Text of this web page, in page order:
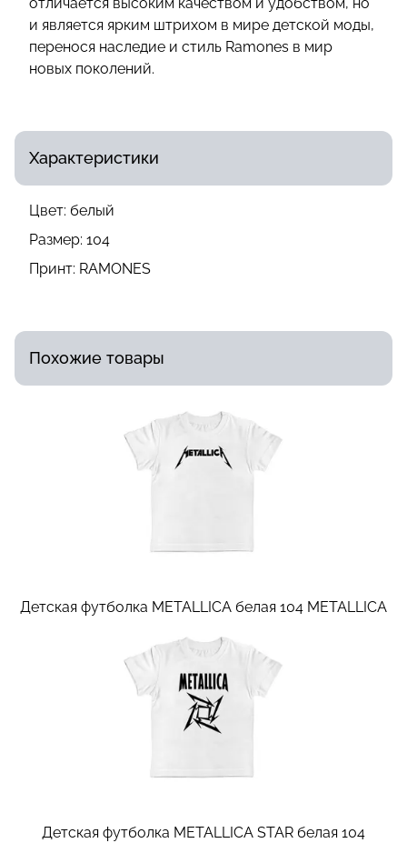
и является ярким штрихом в мире детской моды,
перенося наследие и стиль Ramones в мир
новых поколений.
Характеристики
Цвет: белый
Размер: 104
Принт: RAMONES
Похожие товары
Детская футболка METALLICA белая 104 METALLICA
Детская футболка METALLICA STAR белая 104